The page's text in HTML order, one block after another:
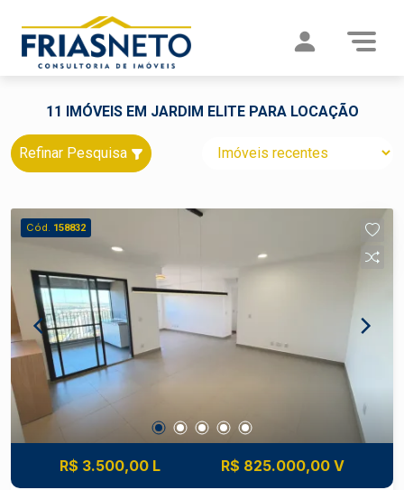
11 IMÓVEIS EM JARDIM ELITE PARA LOCAÇÃO
Refinar Pesquisa
Cód. 158832
R$ 3.500,00 L R$ 825.000,00 V